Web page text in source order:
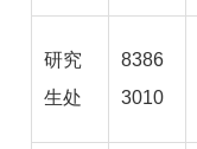
研究
生处
8386
3010